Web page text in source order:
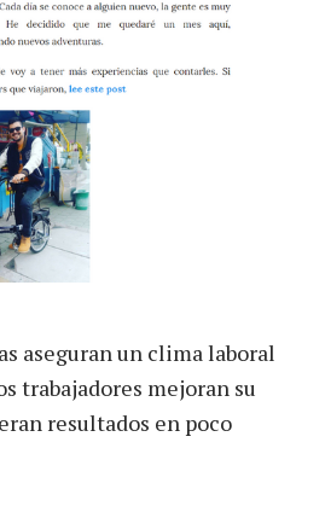
aseguran un clima laboral
trabajadores mejoran su
resultados en poco